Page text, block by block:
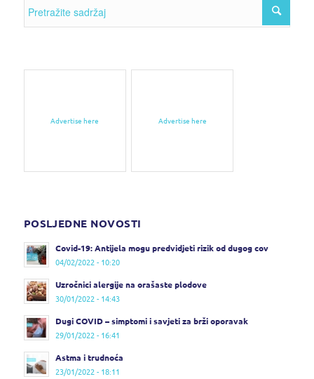
Advertise here Advertise here
POSLJEDNE NOVOSTI
Covid-19: Antijela mogu predvidjeti rizik od dugog cov
04/02/2022 - 10:20
Uzročnici alergije na orašaste plodove
30/01/2022 - 14:43
Dugi COVID – simptomi i savjeti za brži oporavak
29/01/2022 - 16:41
Astma i trudnoća
23/01/2022 - 18:11